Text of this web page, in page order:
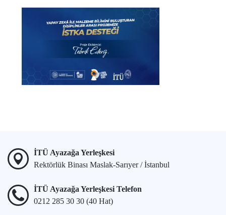
İTÜ Ayazağa Yerleşkesi
Rektörlük Binası Maslak-Sarıyer / İstanbul
İTÜ Ayazağa Yerleşkesi Telefon
0212 285 30 30 (40 Hat)